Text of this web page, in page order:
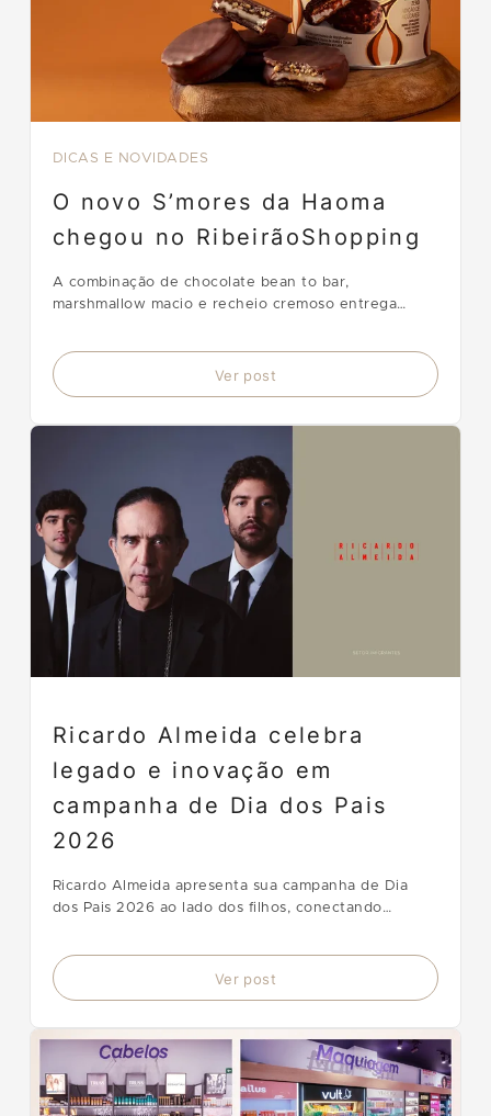
DICAS E NOVIDADES
O novo S’mores da Haoma
chegou no RibeirãoShopping
A combinação de chocolate bean to bar,
marshmallow macio e recheio cremoso entrega
Ver post
Ricardo Almeida celebra
legado e inovação em
campanha de Dia dos Pais
2026
Ricardo Almeida apresenta sua campanha de Dia
dos Pais 2026 ao lado dos filhos, conectando
Ver post